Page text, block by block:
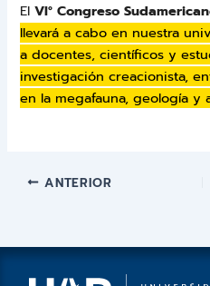
ElVI° Congreso
llevará a cabo en nuestra
a docentes, científicos y
investigación creacionista,
en la megafauna, geología y
ANTERIOR